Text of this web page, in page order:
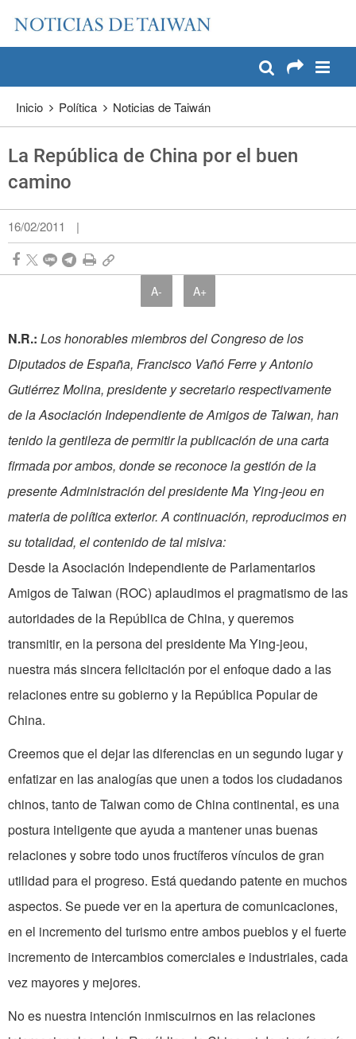
Pase a contenido principal
Inicio Política Noticias de Taiwán
La República de China por el buen
camino
16/02/2011 |
A- A+
N.R.: Los honorables miembros del Congreso de los
Diputados de España, Francisco Vañó Ferre y Antonio
Gutiérrez Molina, presidente y secretario respectivamente
de la Asociación Independiente de Amigos de Taiwan, han
tenido la gentileza de permitir la publicación de una carta
firmada por ambos, donde se reconoce la gestión de la
presente Administración del presidente Ma Ying-jeou en
materia de política exterior. A continuación, reproducimos en
su totalidad, el contenido de tal misiva:
Desde la Asociación Independiente de Parlamentarios
Amigos de Taiwan (ROC) aplaudimos el pragmatismo de las
autoridades de la República de China, y queremos
transmitir, en la persona del presidente Ma Ying-jeou,
nuestra más sincera felicitación por el enfoque dado a las
relaciones entre su gobierno y la República Popular de
China.
Creemos que el dejar las diferencias en un segundo lugar y
enfatizar en las analogías que unen a todos los ciudadanos
chinos, tanto de Taiwan como de China continental, es una
postura inteligente que ayuda a mantener unas buenas
relaciones y sobre todo unos fructíferos vínculos de gran
utilidad para el progreso. Está quedando patente en muchos
aspectos. Se puede ver en la apertura de comunicaciones,
en el incremento del turismo entre ambos pueblos y el fuerte
incremento de intercambios comerciales e industriales, cada
vez mayores y mejores.
No es nuestra intención inmiscuirnos en las relaciones